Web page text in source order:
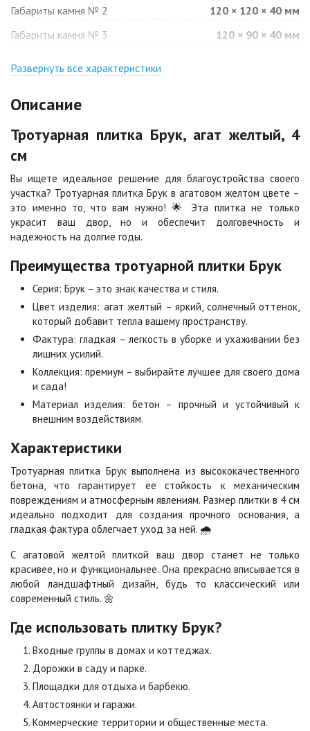
Габариты камня № 2
120 × 120 × 40 мм
Габариты камня № 3
120 × 90 × 40 мм
Развернуть все характеристики
Описание
Тротуарная плитка Брук, агат желтый, 4
см
Вы ищете идеальное решение для благоустройства своего
участка? Тротуарная плитка Брук в агатовом желтом цвете –
это именно то, что вам нужно! 🌟 Эта плитка не только
украсит ваш двор, но и обеспечит долговечность и
надежность на долгие годы.
Преимущества тротуарной плитки Брук
Серия: Брук – это знак качества и стиля.
Цвет изделия: агат желтый – яркий, солнечный оттенок,
который добавит тепла вашему пространству.
Фактура: гладкая – легкость в уборке и ухаживании без
лишних усилий.
Коллекция: премиум – выбирайте лучшее для своего дома
и сада!
Материал изделия: бетон – прочный и устойчивый к
внешним воздействиям.
Характеристики
Тротуарная плитка Брук выполнена из высококачественного
бетона, что гарантирует ее стойкость к механическим
повреждениям и атмосферным явлениям. Размер плитки в 4 см
идеально подходит для создания прочного основания, а
гладкая фактура облегчает уход за ней. 🌧️
С агатовой желтой плиткой ваш двор станет не только
красивее, но и функциональнее. Она прекрасно вписывается в
любой ландшафтный дизайн, будь то классический или
современный стиль. 🌼
Где использовать плитку Брук?
Входные группы в домах и коттеджах.
Дорожки в саду и парке.
Площадки для отдыха и барбекю.
Автостоянки и гаражи.
Коммерческие территории и общественные места.